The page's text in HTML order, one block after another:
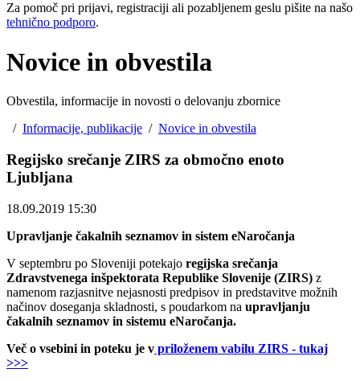
Za pomoč pri prijavi, registraciji ali pozabljenem geslu pišite na našo
tehnično podporo.
Novice in obvestila
Obvestila, informacije in novosti o delovanju zbornice
/ Informacije, publikacije / Novice in obvestila
Regijsko srečanje ZIRS za območno enoto
Ljubljana
18.09.2019 15:30
Upravljanje čakalnih seznamov in sistem eNaročanja
V septembru po Sloveniji potekajo regijska srečanja
Zdravstvenega inšpektorata Republike Slovenije (ZIRS) z
namenom razjasnitve nejasnosti predpisov in predstavitve možnih
načinov doseganja skladnosti, s poudarkom na upravljanju
čakalnih seznamov in sistemu eNaročanja.
Več o vsebini in poteku je v priloženem vabilu ZIRS - tukaj
>>>